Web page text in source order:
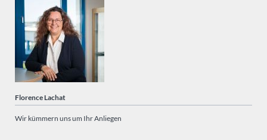
Florence Lachat
Wir kümmern uns um Ihr Anliegen